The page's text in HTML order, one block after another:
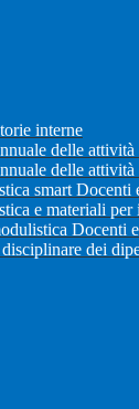
interne
delle attività
delle
smart Docenti
e materiali per
Docenti
dei